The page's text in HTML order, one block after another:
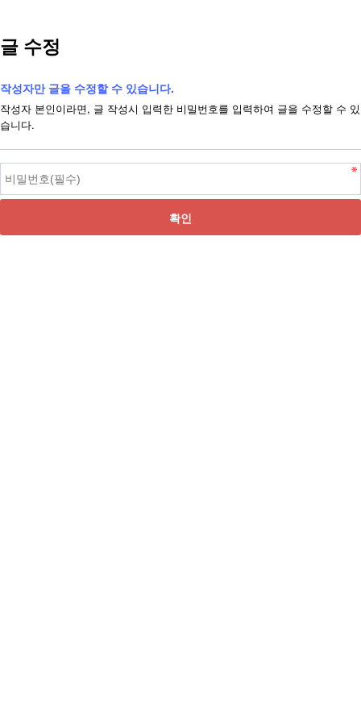
글 수정
작성자만 글을 수정할 수 있습니다.
작성자 본인이라면, 글 작성시 입력한 비밀번호를 입력하여 글을 수정할 수 있
습니다.